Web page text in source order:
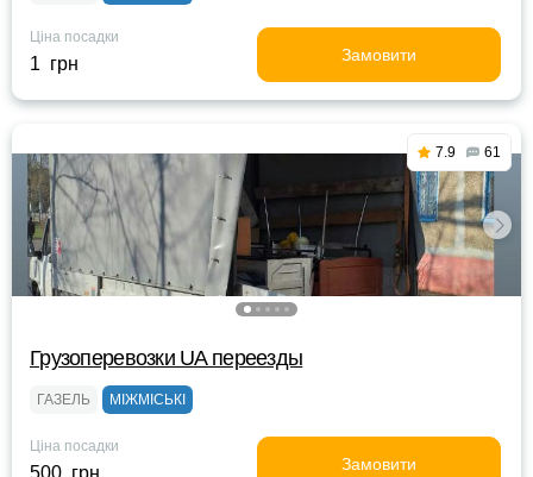
Ціна посадки
1 грн Замовити
7.9 61
Грузоперевозки UA переезды
ГАЗЕЛЬ МІЖМІСЬКІ
Ціна посадки
500 грн Замовити